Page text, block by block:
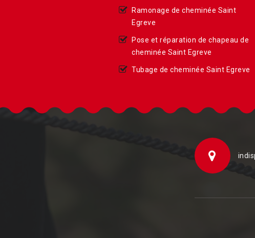
Ramonage de cheminée Saint
Egreve
Pose et réparation de chapeau de
cheminée Saint Egreve
Tubage de cheminée Saint Egreve